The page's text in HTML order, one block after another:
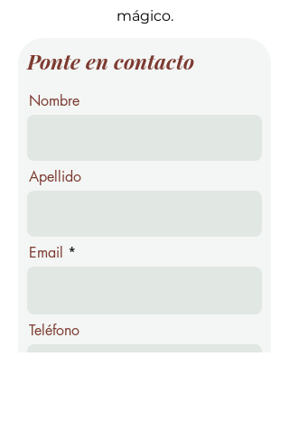
mágico.
Ponte en contacto
Nombre
Apellido
Email
Teléfono